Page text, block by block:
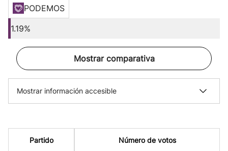
PODEMOS
1.19%
Mostrar comparativa
Mostrar información accesible
Partido Número de votos